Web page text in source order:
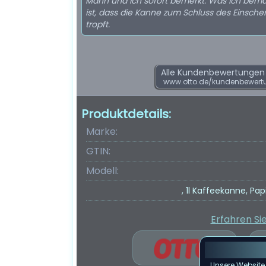
ist, dass die Kanne zum Schluss des
tropft.
Alle
www.otto.de/
Produktdetails:
Marke:
GTIN:
Modell:
, 1l Kaffeekanne,
Erfahren